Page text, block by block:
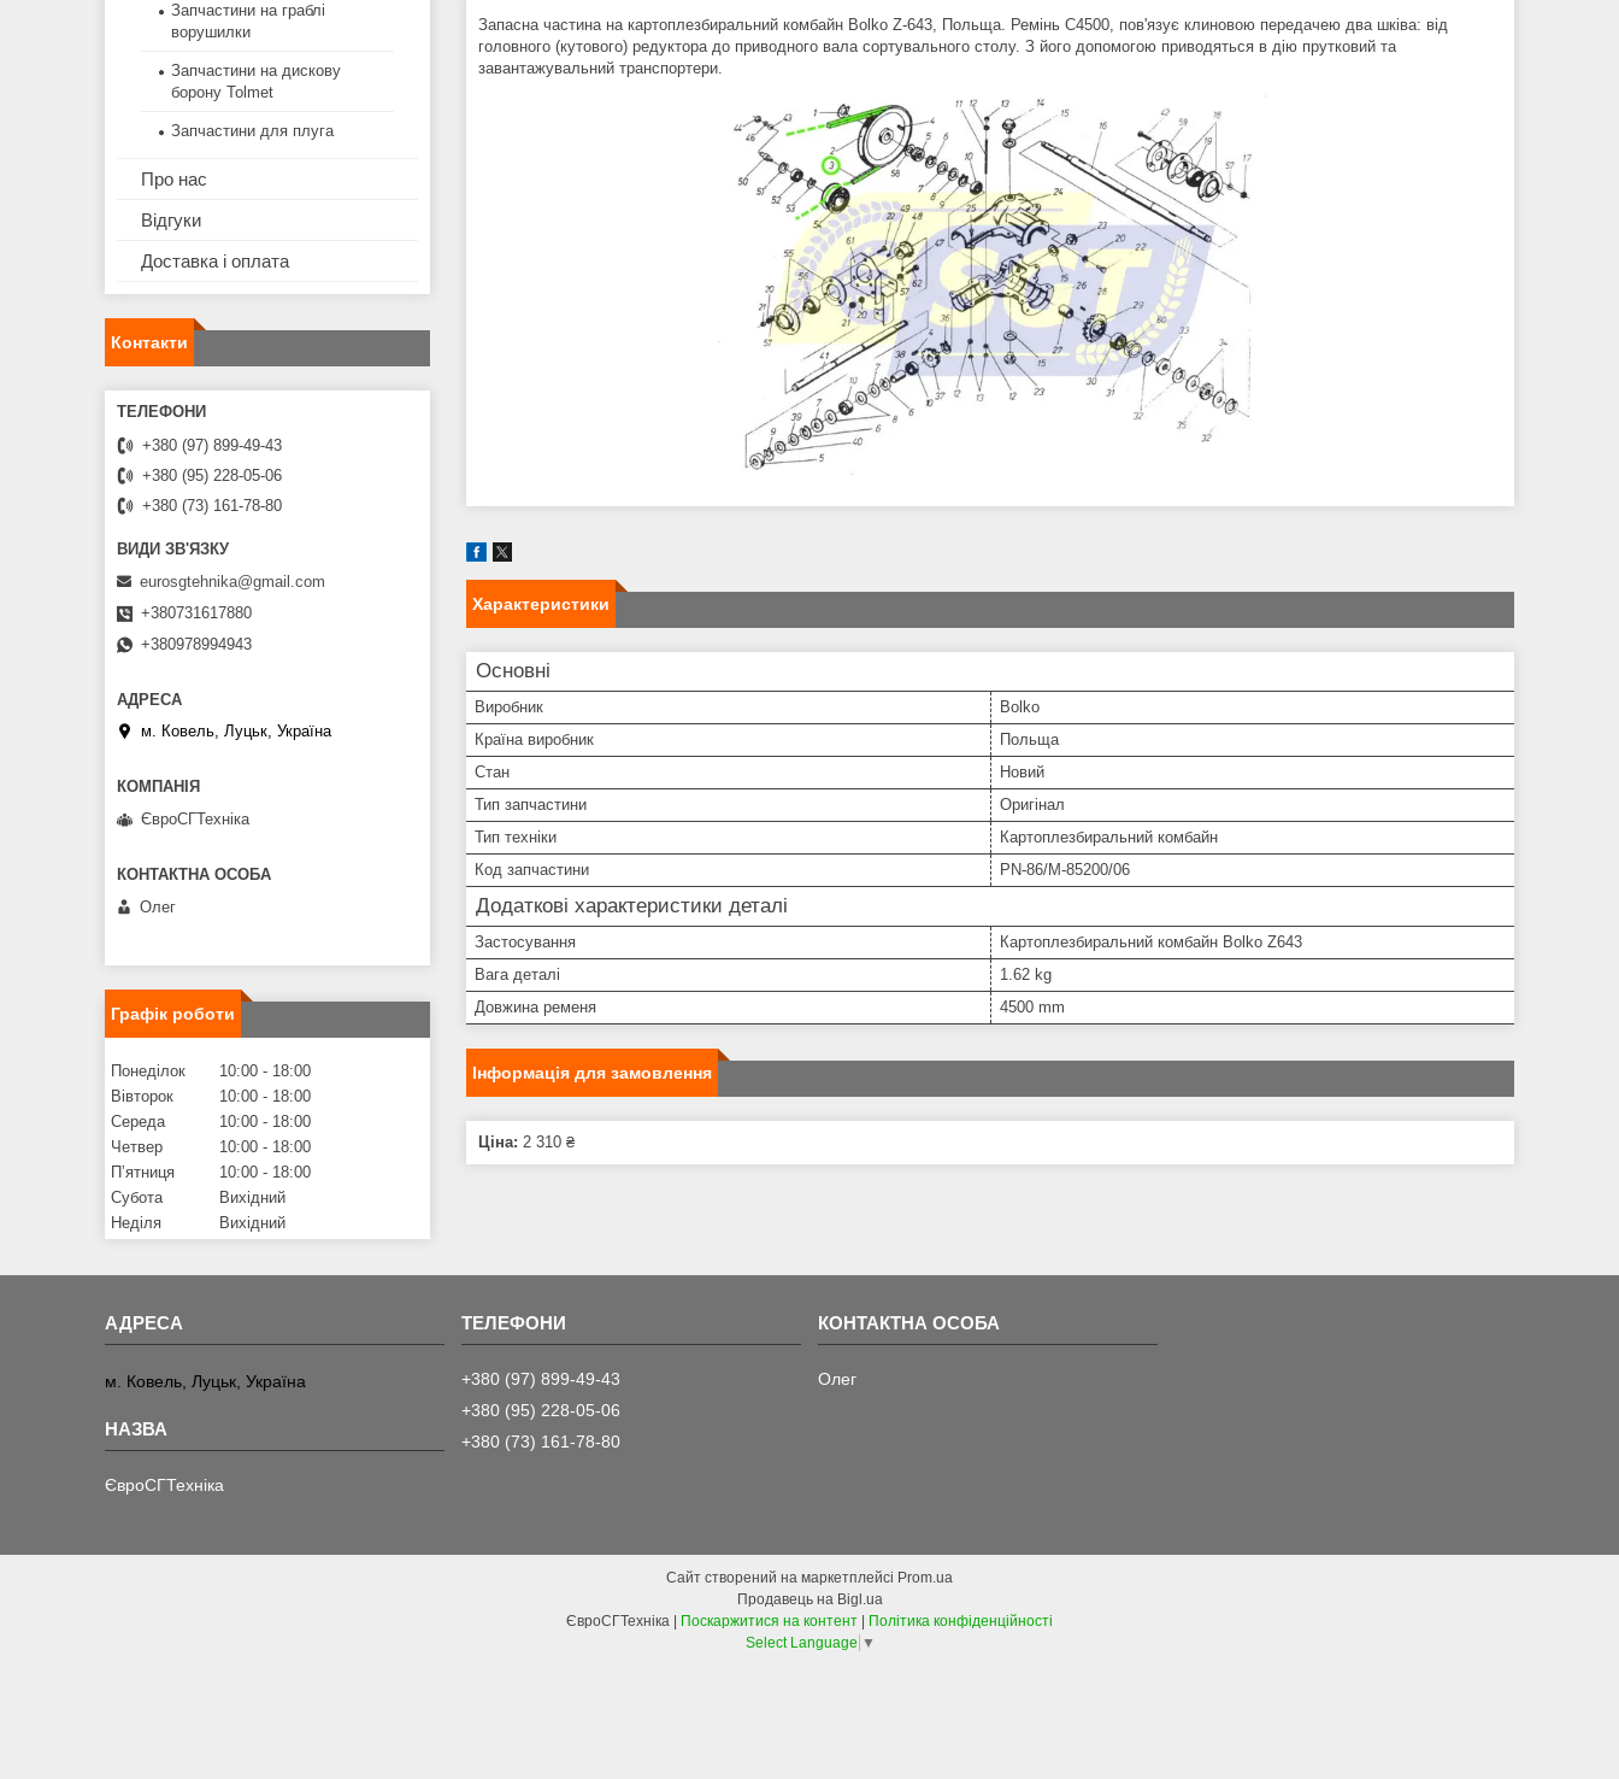
Запасна частина на картоплезбиральний комбайн Bolko Z-643, Польща. Ремінь С4500, пов'язує клиновою передачею два шківа: від
головного (кутового) редуктора до приводного вала сортувального столу. З його допомогою приводяться в дію прутковий та
завантажувальний транспортери.
Характеристики
Основні
Виробник
Bolko
Країна виробник
Польща
Стан
Новий
Тип запчастини
Оригінал
Тип техніки
Картоплезбиральний комбайн
Код запчастини
PN-86/M-85200/06
Додаткові характеристики деталі
Застосування
Картоплезбиральний комбайн Bolko Z643
Вага деталі
1.62 kg
Довжина ременя
4500 mm
Інформація для замовлення
Ціна: 2 310 ₴
Запчастини на граблі
ворушилки
Запчастини на дискову
борону Tolmet
Запчастини для плуга
Про нас
Відгуки
Доставка і оплата
Контакти
+380 (97) 899-49-43
+380 (95) 228-05-06
+380 (73) 161-78-80
eurosgtehnika@gmail.com
+380731617880
+380978994943
м. Ковель, Луцьк, Україна
ЄвроСГТехніка
Олег
Графік роботи
Понеділок 10:00
18:00
Вівторок
10:00
18:00
Середа
10:00
18:00
Четвер
10:00
18:00
Пʼятниця
10:00
18:00
Субота
Вихідний
Неділя
Вихідний
м. Ковель, Луцьк, Україна
ЄвроСГТехніка
+380 (97) 899-49-43
+380 (95) 228-05-06
+380 (73) 161-78-80
Олег
Сайт створений на маркетплейсі Prom.ua
Продавець на Bigl.ua
ЄвроСГТехніка | Поскаржитися на контент | Політика конфіденційності
Select Language ▼